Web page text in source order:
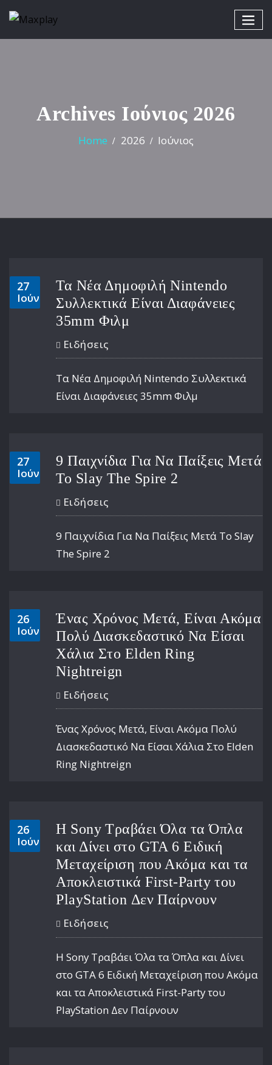
Archives Ιούνιος 2026
Home 2026 Ιούνιος
27
Ιούν
Τα Νέα Δημοφιλή Nintendo
Συλλεκτικά Είναι Διαφάνειες
35mm Φιλμ
Ειδήσεις
Τα Νέα Δημοφιλή Nintendo Συλλεκτικά
Είναι Διαφάνειες 35mm Φιλμ
27
Ιούν
9 Παιχνίδια Για Να Παίξεις Μετά
Το Slay The Spire 2
Ειδήσεις
9 Παιχνίδια Για Να Παίξεις Μετά Το Slay
The Spire 2
26
Ιούν
Ένας Χρόνος Μετά, Είναι Ακόμα
Πολύ Διασκεδαστικό Να Είσαι
Χάλια Στο Elden Ring
Nightreign
Ειδήσεις
Ένας Χρόνος Μετά, Είναι Ακόμα Πολύ
Διασκεδαστικό Να Είσαι Χάλια Στο Elden
Ring Nightreign
26
Ιούν
Η Sony Τραβάει Όλα τα Όπλα
και Δίνει στο GTA 6 Ειδική
Μεταχείριση που Ακόμα και τα
Αποκλειστικά First-Party του
PlayStation Δεν Παίρνουν
Ειδήσεις
Η Sony Τραβάει Όλα τα Όπλα και Δίνει
στο GTA 6 Ειδική Μεταχείριση που Ακόμα
και τα Αποκλειστικά First-Party του
PlayStation Δεν Παίρνουν